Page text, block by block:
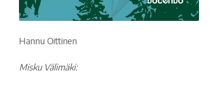
Hannu Oittinen
Misku Välimäki: